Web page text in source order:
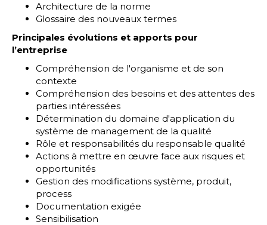
Architecture de la norme
Glossaire des nouveaux termes
Principales évolutions et apports pour
l’entreprise
Compréhension de l'organisme et de son
contexte
Compréhension des besoins et des attentes des
parties intéressées
Détermination du domaine d'application du
système de management de la qualité
Rôle et responsabilités du responsable qualité
Actions à mettre en œuvre face aux risques et
opportunités
Gestion des modifications système, produit,
process
Documentation exigée
Sensibilisation